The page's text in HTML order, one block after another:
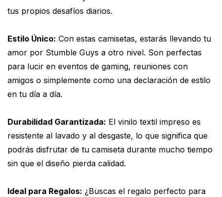
tus propios desafíos diarios.
Estilo Único: Con estas camisetas, estarás llevando tu
amor por Stumble Guys a otro nivel. Son perfectas
para lucir en eventos de gaming, reuniones con
amigos o simplemente como una declaración de estilo
en tu día a día.
Durabilidad Garantizada: El vinilo textil impreso es
resistente al lavado y al desgaste, lo que significa que
podrás disfrutar de tu camiseta durante mucho tiempo
sin que el diseño pierda calidad.
Ideal para Regalos: ¿Buscas el regalo perfecto para